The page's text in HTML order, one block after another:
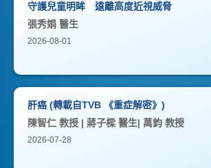
守護兒童明眸 遠離高度近視威脅
張秀娟 醫生
2026-08-01
肝癌 (轉載自TVB 《重症解密》)
陳智仁 教授 | 蔣子樑 醫生| 萬鈞 教授
2026-07-28